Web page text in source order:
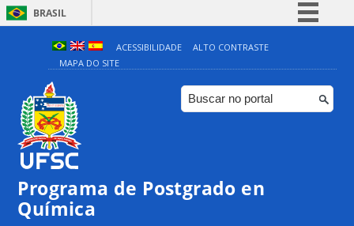
BRASIL
Simplifique!
Comunica BR
Participe
ACESSIBILIDADE
ALTO CONTRASTE
MAPA DO SITE
Programa de Postgrado en
Química